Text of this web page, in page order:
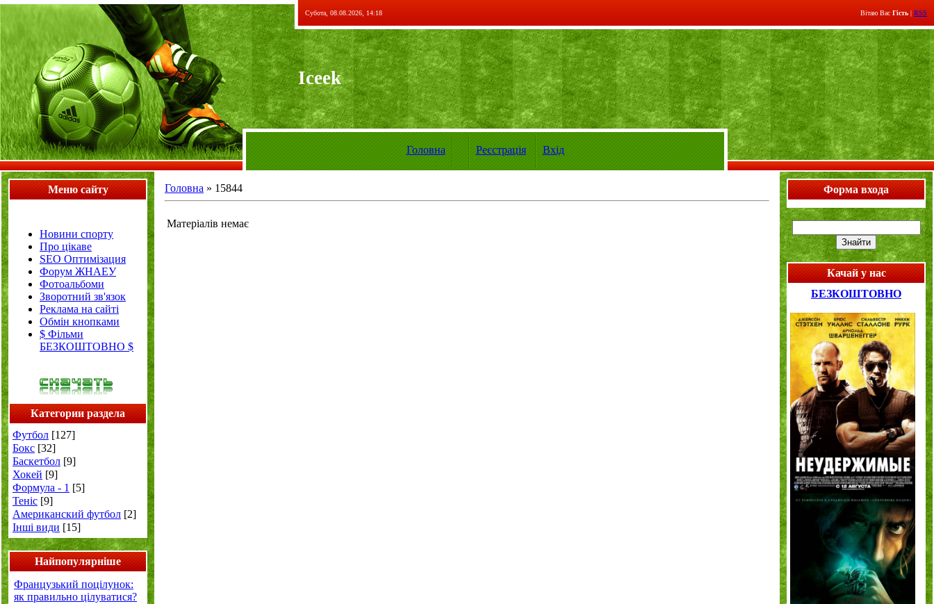
Субота, 08.08.2026, 14:18 Вітаю Вас Гість | RSS
Iceek
Головна Реєстрація Вхід
Меню сайту
Новини спорту
Про цікаве
SEO Оптимізация
Форум ЖНАЕУ
Фотоальбоми
Зворотний зв'язок
Реклама на сайті
Обмін кнопками
$ Фільми
БЕЗКОШТОВНО $
Категории раздела
Футбол [127]
Бокс [32]
Баскетбол [9]
Хокей [9]
Формула - 1 [5]
Теніс [9]
Американский футбол [2]
Інші види [15]
Найпопулярніше
Французький поцілунок:
як правильно цілуватися?
Головна » 15844
Матеріалів немає
Форма входа
Качай у нас
БЕЗКОШТОВНО